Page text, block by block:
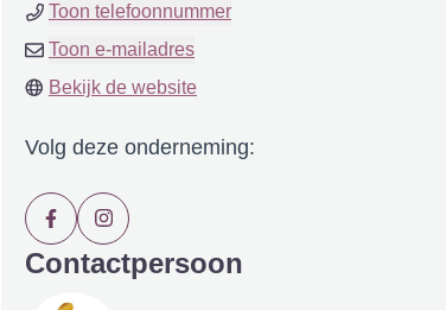
Toon telefoonnummer
Toon e-mailadres
Bekijk de website
Volg deze onderneming:
Contactpersoon